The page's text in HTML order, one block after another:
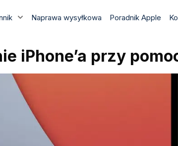
Naprawa wysyłkowa Poradnik Apple
iPhone’a przy